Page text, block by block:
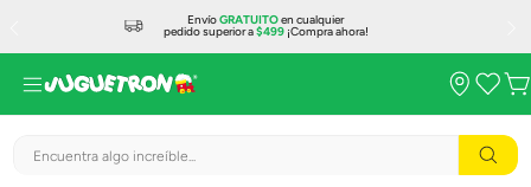
EnvíoGRATUITOen cualquier
pedido superior a$499¡Compra ahora!
Encuentra algo increíble...